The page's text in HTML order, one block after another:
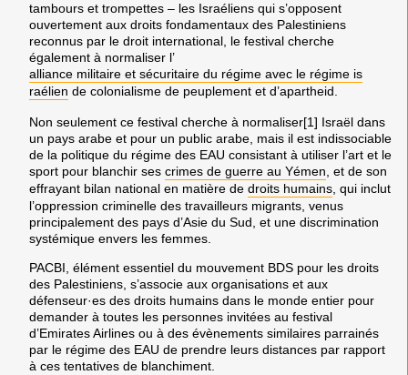
tambours et trompettes – les Israéliens qui s’opposent
ouvertement aux droits fondamentaux des Palestiniens
reconnus par le droit international, le festival cherche
également à normaliser l’
alliance militaire et sécuritaire du régime avec le régime is
raélien de colonialisme de peuplement et d’apartheid.
Non seulement ce festival cherche à normaliser[1] Israël dans
un pays arabe et pour un public arabe, mais il est indissociable
de la politique du régime des EAU consistant à utiliser l’art et le
sport pour blanchir ses crimes de guerre au Yémen , et de son
effrayant bilan national en matière de droits humains , qui inclut
l’oppression criminelle des travailleurs migrants, venus
principalement des pays d’Asie du Sud, et une discrimination
systémique envers les femmes.
PACBI, élément essentiel du mouvement BDS pour les droits
des Palestiniens, s’associe aux organisations et aux
défenseur·es des droits humains dans le monde entier pour
demander à toutes les personnes invitées au festival
d’Emirates Airlines ou à des évènements similaires parrainés
par le régime des EAU de prendre leurs distances par rapport
à ces tentatives de blanchiment.